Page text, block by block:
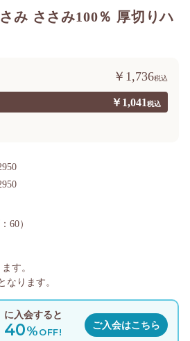
み ささみ100％ 厚切りハ
￥1,041
￥1,736
に入会すると
40%OFF!
ご入会はこちら
60）
す。
ります。